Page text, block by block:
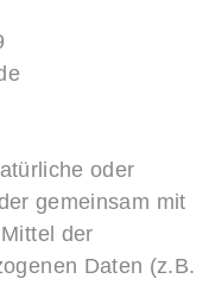
oder
gemeinsam mit
der
Daten (z.B.